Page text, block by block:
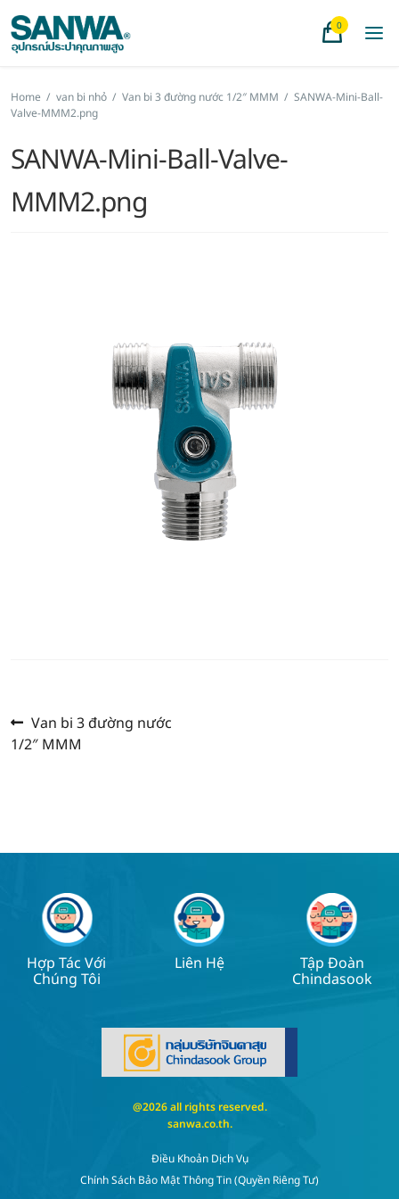
0
Home / van bi nhỏ / Van bi 3 đường nước 1/2″ MMM / SANWA-Mini-Ball-
Valve-MMM2.png
SANWA-Mini-Ball-Valve-
MMM2.png
PostPrevious
post:
Van bi 3 đường nước
1/2″ MMM
Hợp Tác Với
Chúng Tôi
Liên Hệ Tập Đoàn
Chindasook
@2026 all rights reserved.
sanwa.co.th.
Điều Khoản Dịch Vụ
Chính Sách Bảo Mật Thông Tin (quyền Riêng Tư)